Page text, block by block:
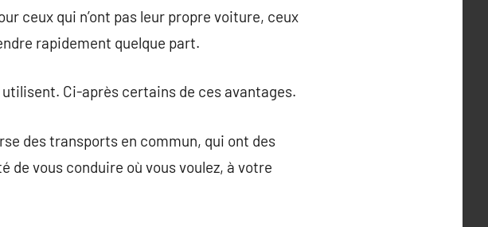
ceux qui n’ont pas leur propre voiture, ceux
rapidement quelque part.
Ci-après certains de ces avantages.
des transports en commun, qui ont des
vous conduire où vous voulez, à votre